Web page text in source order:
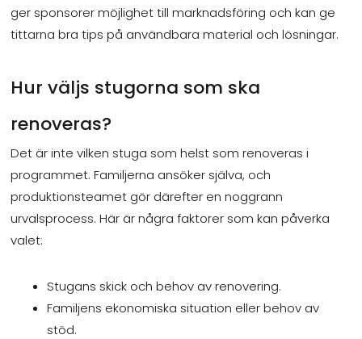
ger sponsorer möjlighet till marknadsföring och kan ge
tittarna bra tips på användbara material och lösningar.
Hur väljs stugorna som ska
renoveras?
Det är inte vilken stuga som helst som renoveras i
programmet. Familjerna ansöker själva, och
produktionsteamet gör därefter en noggrann
urvalsprocess. Här är några faktorer som kan påverka
valet:
Stugans skick och behov av renovering.
Familjens ekonomiska situation eller behov av
stöd.